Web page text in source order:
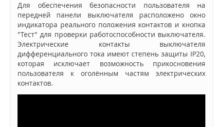
Для обеспечения безопасности пользователя на
передней панели выключателя расположено окно
индикатора реального положения контактов и кнопка
"Тест" для проверки работоспособности выключателя.
Электрические контакты выключателя
дифференциального тока имеют степень защиты IP20,
которая исключает возможность прикосновения
пользователя к оголённым частям электрических
контактов.